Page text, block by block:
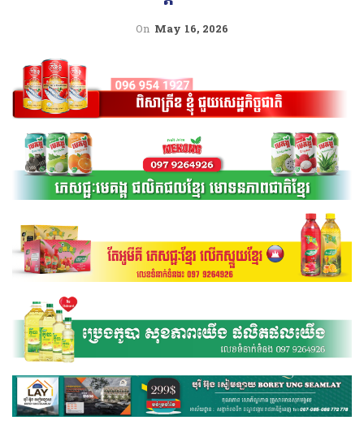
On May 16, 2026